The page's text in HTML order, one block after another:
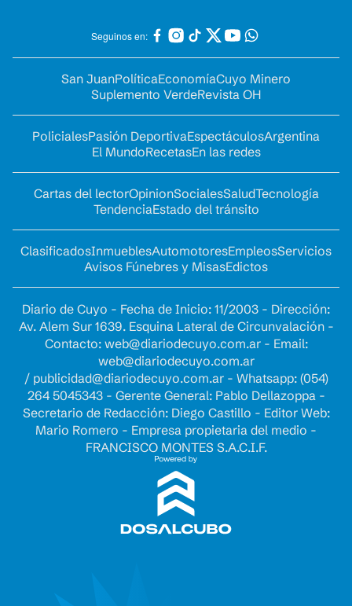
Seguinos en:
San JuanPolíticaEconomíaCuyo Minero
Suplemento VerdeRevista OH
PolicialesPasión DeportivaEspectáculosArgentina
El MundoRecetasEn las redes
Cartas del lectorOpinionSocialesSaludTecnología
TendenciaEstado del tránsito
ClasificadosInmueblesAutomotoresEmpleosServicios
Avisos Fúnebres y MisasEdictos
Diario de Cuyo - Fecha de Inicio: 11/2003 - Dirección:
Av. Alem Sur 1639. Esquina Lateral de Circunvalación -
Contacto: web@diariodecuyo.com.ar- Email:
web@diariodecuyo.com.ar
/ publicidad@diariodecuyo.com.ar- Whatsapp: (054)
264 5045343 - Gerente General: Pablo Dellazoppa -
Secretario de Redacción: Diego Castillo - Editor Web:
Mario Romero - Empresa propietaria del medio -
FRANCISCO MONTES S.A.C.I.F.